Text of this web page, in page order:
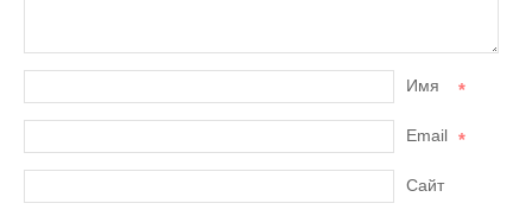
Имя *
Email *
Сайт